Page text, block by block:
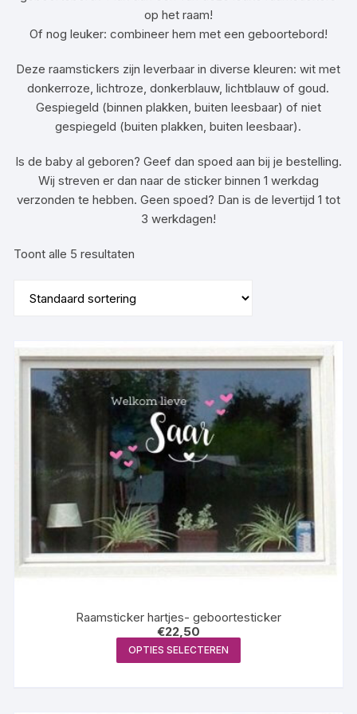
op het raam!
Of nog leuker: combineer hem met een geboortebord!
Deze raamstickers zijn leverbaar in diverse kleuren: wit met
donkerroze, lichtroze, donkerblauw, lichtblauw of goud.
Gespiegeld (binnen plakken, buiten leesbaar) of niet
gespiegeld (buiten plakken, buiten leesbaar).
Is de baby al geboren? Geef dan spoed aan bij je bestelling.
Wij streven er dan naar de sticker binnen 1 werkdag
verzonden te hebben. Geen spoed? Dan is de levertijd 1 tot
3 werkdagen!
Toont alle 5 resultaten
Raamsticker hartjes- geboortesticker
€22,50
OPTIES SELECTEREN
product